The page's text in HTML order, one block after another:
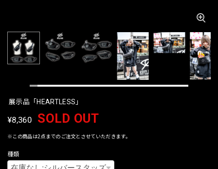
展示品「HEARTLESS」
¥8,360 SOLD OUT
※この商品は2点までのご注文とさせていただきます。
種類